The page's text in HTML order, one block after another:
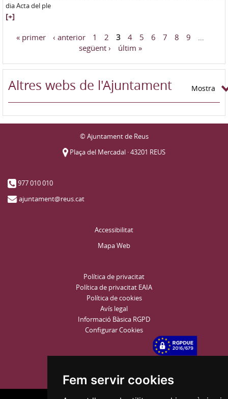
Fem servir cookies
dia Acta del ple
[+]
« primer ‹ anterior 1 2 3 4 5 6 7 8 9
següent ›
últim »
Altres webs de l'Ajuntament Mostra
© Ajuntament de Reus
Plaça del Mercadal · 43201 REUS
977 010 010
ajuntament@reus.cat
Accessibilitat
Mapa Web
Política de privacitat
Política de privacitat EAIA
Política de cookies
Avís legal
Informació Bàsica RGPD
Configurar Cookies